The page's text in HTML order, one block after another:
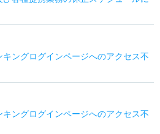
ングログインページへのアクセス不
ングログインページへのアクセス不